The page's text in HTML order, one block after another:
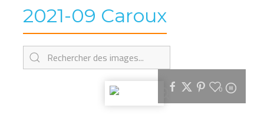
2021-09 Caroux
0